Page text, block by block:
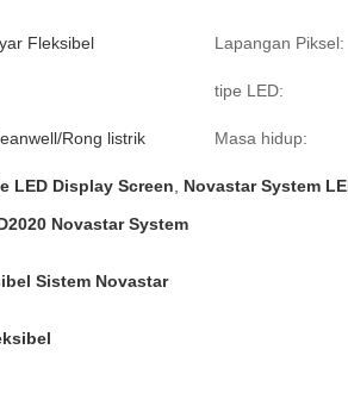
Fleksibel Lapangan Piksel:
tipe LED:
Rong listrik Masa hidup:
LED Display Screen Novastar System
Novastar System
Sistem Novastar